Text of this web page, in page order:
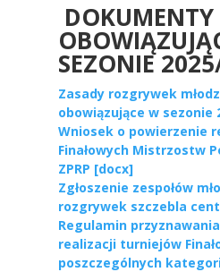
DOKUMENTY
SEZONIE
Zasady rozgrywek
obowiązujące w sezonie
Wniosek o powierzenie
Finałowych Mistrzostw
ZPRP [docx]
Zgłoszenie zespołów
rozgrywek szczebla
Regulamin
realizacji turniejów
poszczególnych